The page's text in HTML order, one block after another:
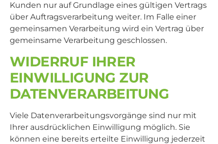
Kunden nur auf Grundlage eines gültigen Vertrags
über Auftragsverarbeitung weiter. Im Falle einer
gemeinsamen Verarbeitung wird ein Vertrag über
gemeinsame Verarbeitung geschlossen.
WIDERRUF IHRER
EINWILLIGUNG ZUR
DATENVERARBEITUNG
Viele Datenverarbeitungsvorgänge sind nur mit
Ihrer ausdrücklichen Einwilligung möglich. Sie
können eine bereits erteilte Einwilligung jederzeit